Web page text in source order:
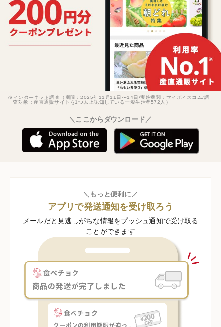
※インターネット調査（期間：2025年11月11日〜14日/実施機関：マイボイスコム/調
査対象：産直通販サイトを1つ以上認知している一般生活者572人）
＼ここからダウンロード／
＼もっと便利に／
アプリで発送通知を受け取ろう
メールだと見逃しがちな情報をプッシュ通知で受け取る
ことができます